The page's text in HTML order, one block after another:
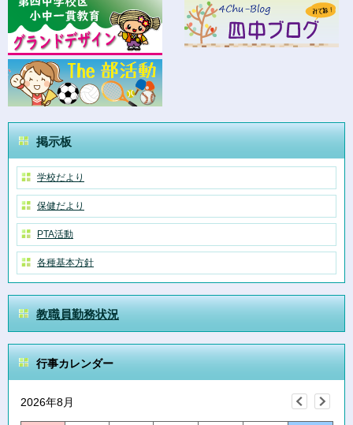
掲示板
学校だより
保健だより
PTA活動
各種基本方針
教職員勤務状況
行事カレンダー
2026年8月